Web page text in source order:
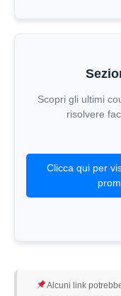
Scopri gli ultimi
risolvere
Clicca qui per
Alcuni link